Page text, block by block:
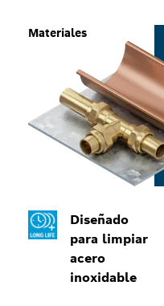
Diseñado
para limpiar
acero
inoxidable
Materiales